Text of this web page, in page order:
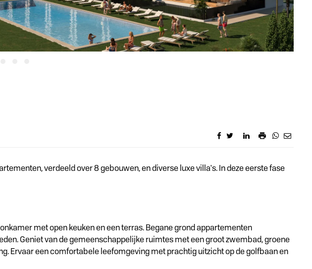
verdeeld over 8 gebouwen, en diverse luxe villa's. In deze eerste fase
met open keuken en een terras. Begane grond appartementen
Geniet van de gemeenschappelijke ruimtes met een groot zwembad, groene
Ervaar een comfortabele leefomgeving met prachtig uitzicht op de golfbaan en